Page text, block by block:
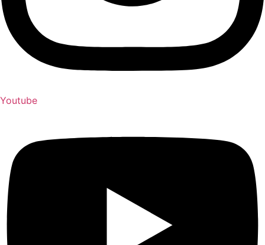
Youtube